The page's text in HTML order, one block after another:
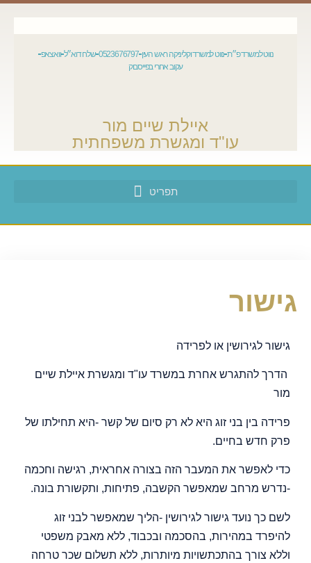
נווט למשרד פ״ת נווט למשרד וקליניקה ראש העין 0523676797 שלח דוא״ל וואצאפ
עקוב אחרי בפייסבוק
איילת שיים מור
עו"ד ומגשרת משפחתית
גישור
גישור לגירושין או לפרידה
הדרך להתגרש אחרת במשרד עו"ד ומגשרת איילת שיים
מור
פרידה בין בני זוג היא לא רק סיום של קשר -היא תחילתו של
פרק חדש בחיים.
כדי לאפשר את המעבר הזה בצורה אחראית, רגישה וחכמה
-נדרש מרחב שמאפשר הקשבה, פתיחות, ותקשורת בונה.
לשם כך נועד גישור לגירושין -הליך שמאפשר לבני זוג
להיפרד במהירות, בהסכמה ובכבוד, ללא מאבק משפטי
וללא צורך בהתכתשויות מיותרות, ללא תשלום שכר טרחה